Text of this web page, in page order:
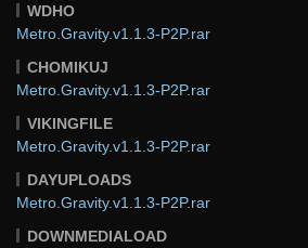
WDHO
Metro.Gravity.v1.1.3-P2P.rar
CHOMIKUJ
Metro.Gravity.v1.1.3-P2P.rar
VIKINGFILE
Metro.Gravity.v1.1.3-P2P.rar
DAYUPLOADS
Metro.Gravity.v1.1.3-P2P.rar
DOWNMEDIALOAD